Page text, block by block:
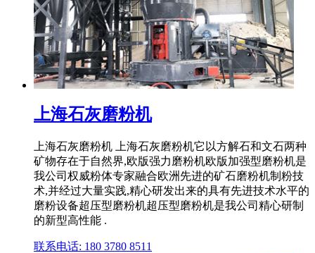
上海石灰磨粉机
上海石灰磨粉机 上海石灰磨粉机它以方解石和文石两种
矿物存在于自然界,欧版强力磨粉机欧版加强型磨粉机是
我公司权威粉体专家融合欧洲先进的矿石磨粉机制粉技
术,并经过大量实践,精心研发出来的具有先进技术水平的
磨粉设备超压型磨粉机超压型磨粉机是我公司精心研制
的新型高性能 .
联系电话: 180 3780 8511